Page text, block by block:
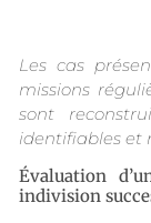
Les cas
missions
sont
identifiables et
Évaluation
indivision